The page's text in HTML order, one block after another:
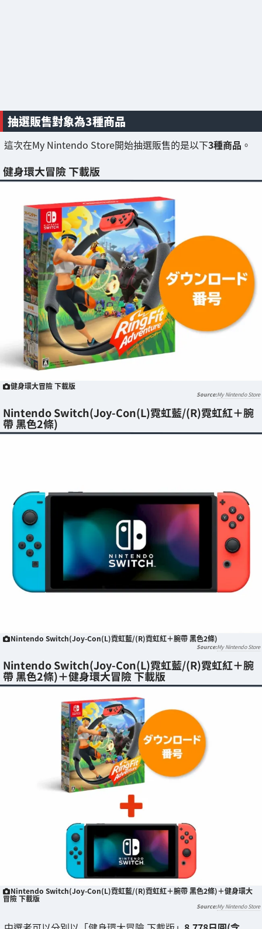
抽選販售對象為3種商品
這次在My Nintendo Store開始抽選販售的是以下3種商品 。
健身環大冒險 下載版
健身環大冒險 下載版
My Nintendo Store
Nintendo Switch(Joy-Con(L)霓虹藍/(R)霓虹紅＋腕
帶 黑色2條)
Nintendo Switch(Joy-Con(L)霓虹藍/(R)霓虹紅＋腕帶 黑色2條)
My Nintendo Store
Nintendo Switch(Joy-Con(L)霓虹藍/(R)霓虹紅＋腕
帶 黑色2條)＋健身環大冒險 下載版
Nintendo Switch(Joy-Con(L)霓虹藍/(R)霓虹紅＋腕帶 黑色2條)＋健身環大
冒險 下載版
My Nintendo Store